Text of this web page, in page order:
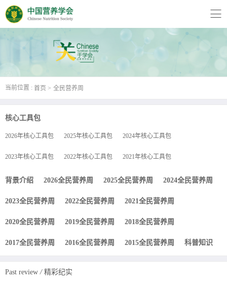
当前位置 : 首页 全民营养周
核心工具包
2026年核心工具包 2025年核心工具包 2024年核心工具包
2023年核心工具包 2022年核心工具包 2021年核心工具包
背景介绍 2026全民营养周 2025全民营养周 2024全民营养周
2023全民营养周 2022全民营养周 2021全民营养周
2020全民营养周 2019全民营养周 2018全民营养周
2017全民营养周 2016全民营养周 2015全民营养周 科普知识
Past review / 精彩纪实